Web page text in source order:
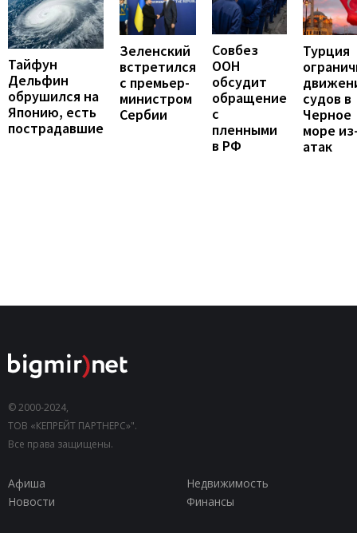
Тайфун
Дельфин
обрушился на
Японию, есть
пострадавшие
Зеленский
встретился
с премьер-
министром
Сербии
Совбез
ООН
обсудит
обращение
с
пленными
в РФ
Турция
судов в
Черное
море
атак
© 2000-2024,
ТОВ «КЕПРЕЙТ ПАРТНЕРС»".
Все права защищены.
Афиша
Недвижимость
Новости
Финансы